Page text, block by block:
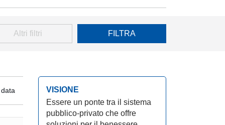
Altri filtri FILTRA
VISIONE
Essere un ponte tra il sistema
pubblico-privato che offre